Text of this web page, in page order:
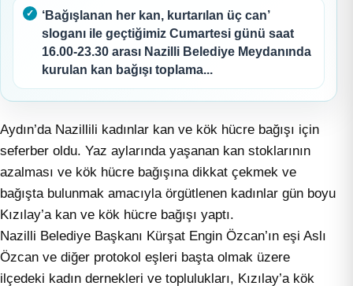
‘Bağışlanan her kan, kurtarılan üç can’
sloganı ile geçtiğimiz Cumartesi günü saat
16.00-23.30 arası Nazilli Belediye Meydanında
kurulan kan bağışı toplama...
Aydın’da Nazillili kadınlar kan ve kök hücre bağışı için
seferber oldu. Yaz aylarında yaşanan kan stoklarının
azalması ve kök hücre bağışına dikkat çekmek ve
bağışta bulunmak amacıyla örgütlenen kadınlar gün boyu
Kızılay’a kan ve kök hücre bağışı yaptı.
Nazilli Belediye Başkanı Kürşat Engin Özcan’ın eşi Aslı
Özcan ve diğer protokol eşleri başta olmak üzere
ilçedeki kadın dernekleri ve toplulukları, Kızılay’a kök